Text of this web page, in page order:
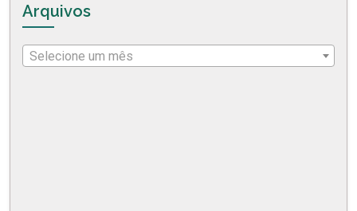
Arquivos
Selecione um mês